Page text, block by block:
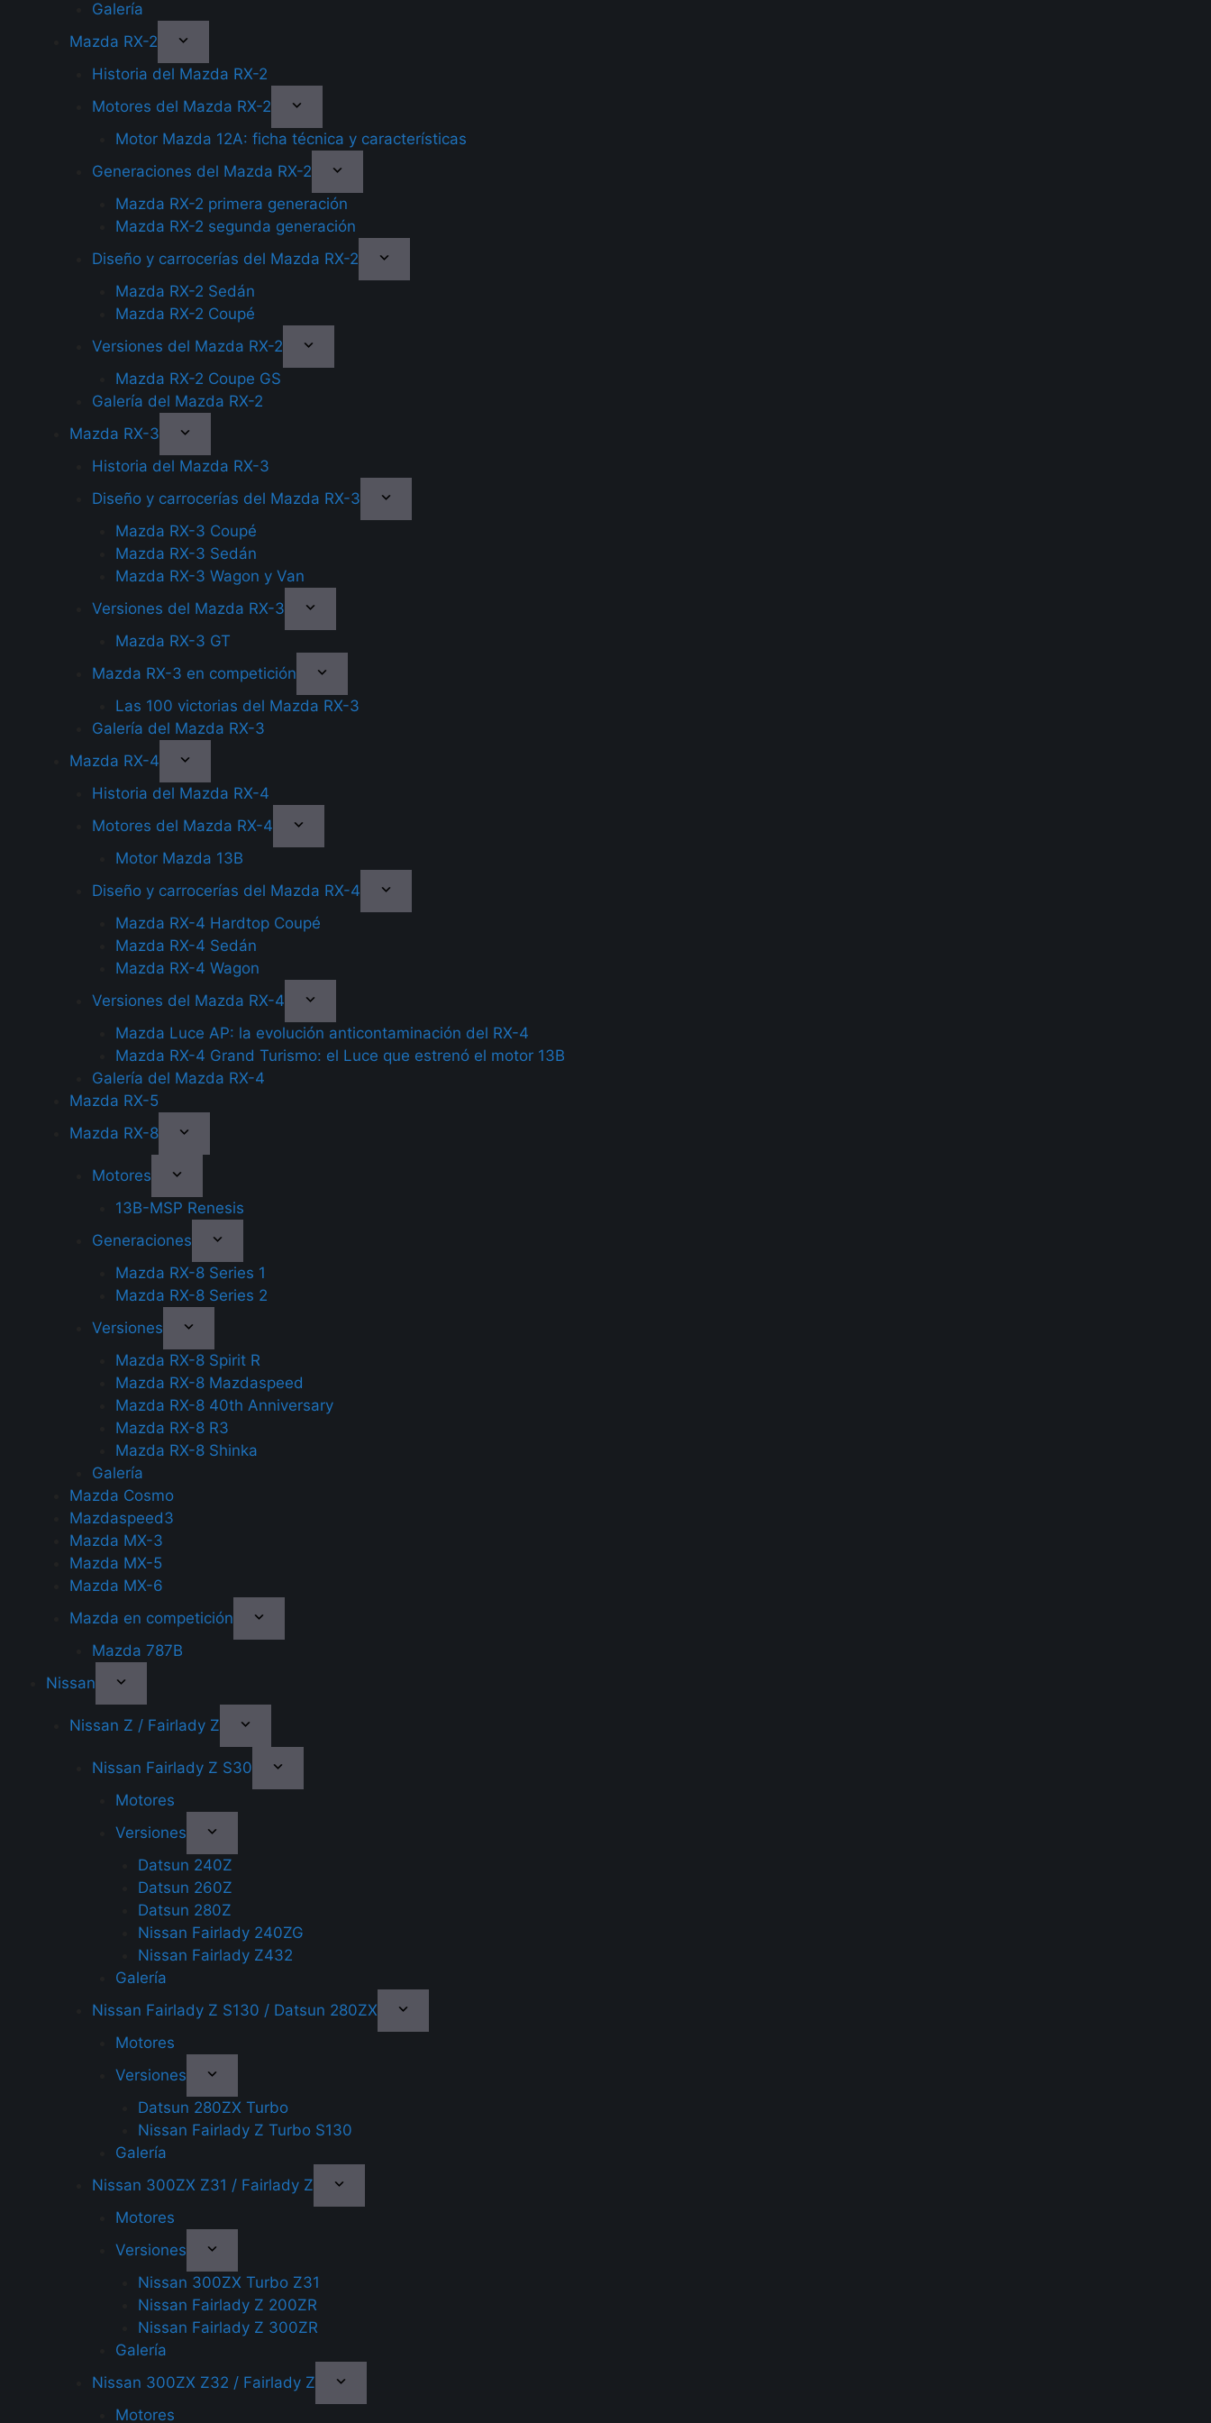
Galería
Mazda RX-2
Historia del Mazda RX-2
Motores del Mazda RX-2
Motor Mazda 12A: ficha técnica y características
Generaciones del Mazda RX-2
Mazda RX-2 primera generación
Mazda RX-2 segunda generación
Diseño y carrocerías del Mazda RX-2
Mazda RX-2 Sedán
Mazda RX-2 Coupé
Versiones del Mazda RX-2
Mazda RX-2 Coupe GS
Galería del Mazda RX-2
Mazda RX-3
Historia del Mazda RX-3
Diseño y carrocerías del Mazda RX-3
Mazda RX-3 Coupé
Mazda RX-3 Sedán
Mazda RX-3 Wagon y Van
Versiones del Mazda RX-3
Mazda RX-3 GT
Mazda RX-3 en competición
Las 100 victorias del Mazda RX-3
Galería del Mazda RX-3
Mazda RX-4
Historia del Mazda RX-4
Motores del Mazda RX-4
Motor Mazda 13B
Diseño y carrocerías del Mazda RX-4
Mazda RX-4 Hardtop Coupé
Mazda RX-4 Sedán
Mazda RX-4 Wagon
Versiones del Mazda RX-4
Mazda Luce AP: la evolución anticontaminación del RX-4
Mazda RX-4 Grand Turismo: el Luce que estrenó el motor 13B
Galería del Mazda RX-4
Mazda RX-5
Mazda RX-8
Motores
13B-MSP Renesis
Generaciones
Mazda RX-8 Series 1
Mazda RX-8 Series 2
Versiones
Mazda RX-8 Spirit R
Mazda RX-8 Mazdaspeed
Mazda RX-8 40th Anniversary
Mazda RX-8 R3
Mazda RX-8 Shinka
Galería
Mazda Cosmo
Mazdaspeed3
Mazda MX-3
Mazda MX-5
Mazda MX-6
Mazda en competición
Mazda 787B
Nissan
Nissan Z / Fairlady Z
Nissan Fairlady Z S30
Motores
Versiones
Datsun 240Z
Datsun 260Z
Datsun 280Z
Nissan Fairlady 240ZG
Nissan Fairlady Z432
Galería
Nissan Fairlady Z S130 / Datsun 280ZX
Motores
Versiones
Datsun 280ZX Turbo
Nissan Fairlady Z Turbo S130
Galería
Nissan 300ZX Z31 / Fairlady Z
Motores
Versiones
Nissan 300ZX Turbo Z31
Nissan Fairlady Z 200ZR
Nissan Fairlady Z 300ZR
Galería
Nissan 300ZX Z32 / Fairlady Z
Motores